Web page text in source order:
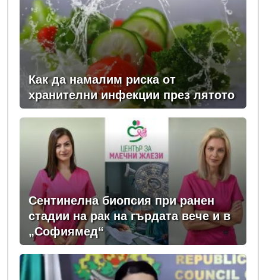
Как да намалим риска от
хранителни инфекции през лятото
Сентинелна биопсия при ранен
стадии на рак на гърдата вече и в
„Софиямед“